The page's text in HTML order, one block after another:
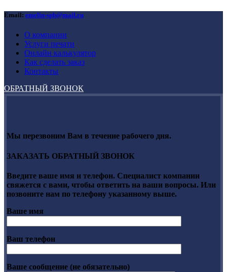
Email: emelin-spb@mail.ru
О компании
Услуги печати
Онлайн калькулятор
Как сделать заказ
Контакты
ОБРАТНЫЙ ЗВОНОК
Мы перезвоним Вам в течение рабочего дня.
ЗАКАЗАТЬ ОБРАТНЫЙ ЗВОНОК
Введите ваше имя и телефон. Специалист компании
свяжется с вами, чтобы ответить на ваши вопросы. Или
позвоните нам по телефону указанному выше.
Ваше имя
Ваш телефон
Ваше сообщение (не обязательно)